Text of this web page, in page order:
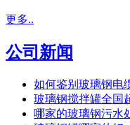
更多..
公司新闻
如何鉴别玻璃钢电
玻璃钢搅拌罐全国
哪家的玻璃钢污水